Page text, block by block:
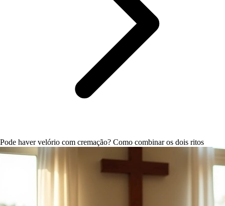
Pode haver velório com cremação? Como combinar os dois ritos